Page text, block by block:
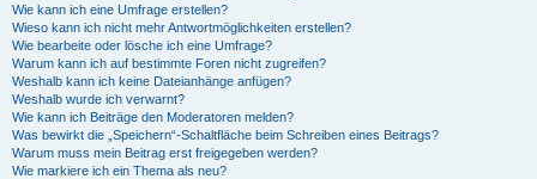
Wie kann ich eine Umfrage erstellen?
Wieso kann ich nicht mehr Antwortmöglichkeiten erstellen?
Wie bearbeite oder lösche ich eine Umfrage?
Warum kann ich auf bestimmte Foren nicht zugreifen?
Weshalb kann ich keine Dateianhänge anfügen?
Weshalb wurde ich verwarnt?
Wie kann ich Beiträge den Moderatoren melden?
Was bewirkt die „Speichern“-Schaltfläche beim Schreiben eines Beitrags?
Warum muss mein Beitrag erst freigegeben werden?
Wie markiere ich ein Thema als neu?